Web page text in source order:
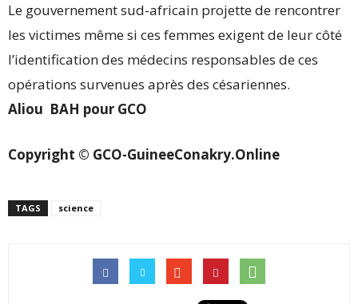
Le gouvernement sud-africain projette de rencontrer
les victimes même si ces femmes exigent de leur côté
l’identification des médecins responsables de ces
opérations survenues après des césariennes.
Aliou BAH pour GCO
Copyright © GCO-GuineeConakry.Online
TAGS science